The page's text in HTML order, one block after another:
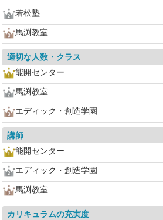
若松塾
馬渕教室
適切な人数・クラス
能開センター
馬渕教室
エディック・創造学園
講師
能開センター
エディック・創造学園
馬渕教室
カリキュラムの充実度